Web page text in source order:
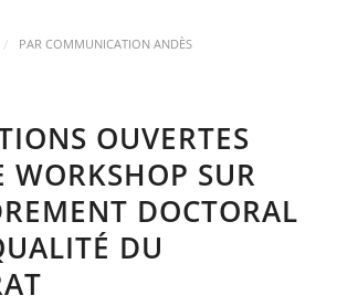
/ PAR COMMUNICATION ANDÈS
OUVERTES
WORKSHOP SUR
DOCTORAL
DU